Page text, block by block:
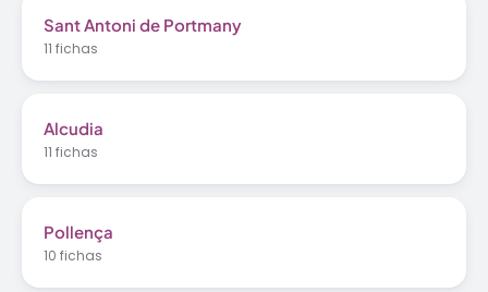
Sant Antoni de Portmany
11 fichas
Alcudia
11 fichas
Pollença
10 fichas